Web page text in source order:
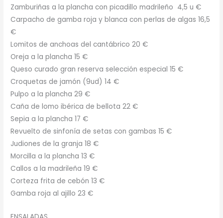
Zamburiñas a la plancha con picadillo madrileño 4,5 u €
Carpacho de gamba roja y blanca con perlas de algas 16,5
€
Lomitos de anchoas del cantábrico 20 €
Oreja a la plancha 15 €
Queso curado gran reserva selección especial 15 €
Croquetas de jamón (9ud) 14 €
Pulpo a la plancha 29 €
Caña de lomo ibérica de bellota 22 €
Sepia a la plancha 17 €
Revuelto de sinfonía de setas con gambas 15 €
Judiones de la granja 18 €
Morcilla a la plancha 13 €
Callos a la madrileña 19 €
Corteza frita de cebón 13 €
Gamba roja al ajillo 23 €